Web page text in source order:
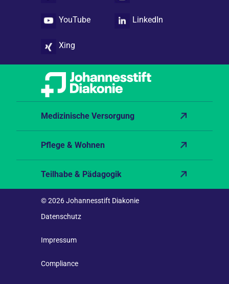
YouTube LinkedIn
Xing
Medizinische Versorgung
Pflege & Wohnen
Teilhabe & Pädagogik
© 2026 Johannesstift Diakonie
Datenschutz
Impressum
Compliance